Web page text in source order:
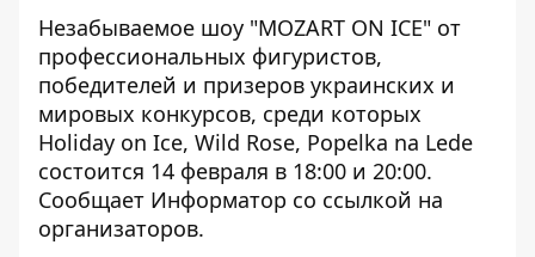
Незабываемое шоу "MOZART ON ICE" от
профессиональных фигуристов,
победителей и призеров украинских и
мировых конкурсов, среди которых
Holiday on Ice, Wild Rose, Popelka na Lede
состоится 14 февраля в 18:00 и 20:00.
Сообщает Информатор со ссылкой на
организаторов.